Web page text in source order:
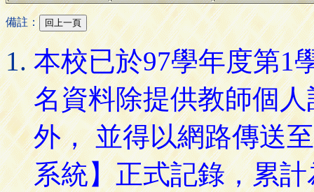
備註：
本校已於97學年度第1
名資料除提供教師個
外， 並得以網路傳送
系統】正式記錄，累